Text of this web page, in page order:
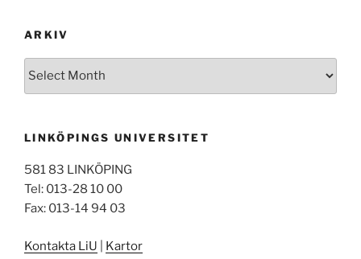
ARKIV
Arkiv
LINKÖPINGS UNIVERSITET
581 83 LINKÖPING
Tel: 013-28 10 00
Fax: 013-14 94 03
Kontakta LiU Kartor